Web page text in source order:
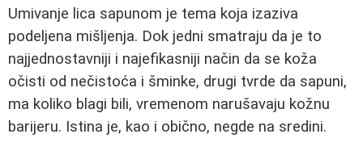
Umivanje lica sapunom je tema koja izaziva
podeljena mišljenja. Dok jedni smatraju da je to
najjednostavniji i najefikasniji način da se koža
očisti od nečistoća i šminke, drugi tvrde da sapuni,
ma koliko blagi bili, vremenom narušavaju kožnu
barijeru. Istina je, kao i obično, negde na sredini.